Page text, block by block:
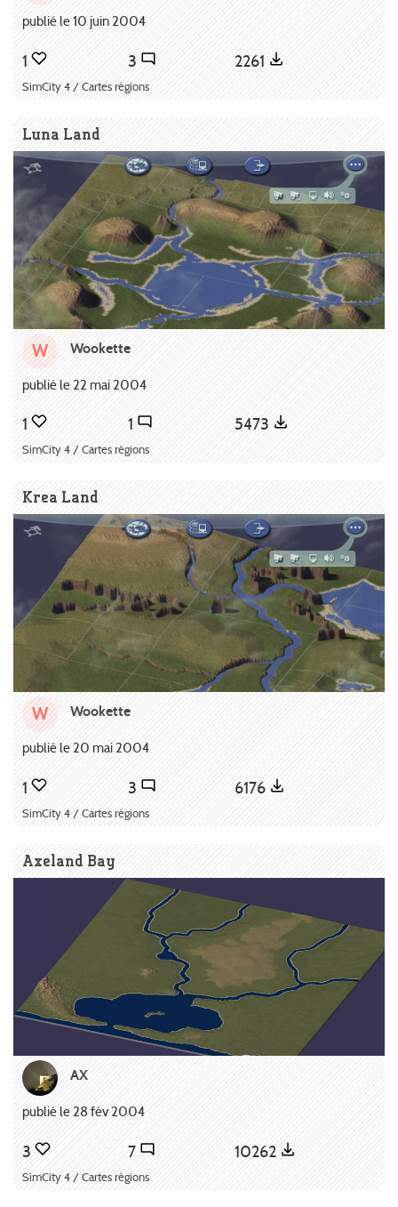
publié le 10 juin 2004
1 3 2261
SimCity 4 / Cartes régions
Luna Land
W Wookette
publié le 22 mai 2004
1 1 5473
SimCity 4 / Cartes régions
Krea Land
W Wookette
publié le 20 mai 2004
1 3 6176
SimCity 4 / Cartes régions
Axeland Bay
AX
publié le 28 fév 2004
3 7 10262
SimCity 4 / Cartes régions